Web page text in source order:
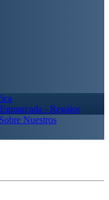
- Regalos
Sobre Nuestros